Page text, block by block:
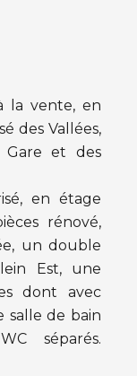
la vente, en
des Vallées,
et des
en étage
rénové,
un double
Est, une
dont avec
salle de bain
séparés.